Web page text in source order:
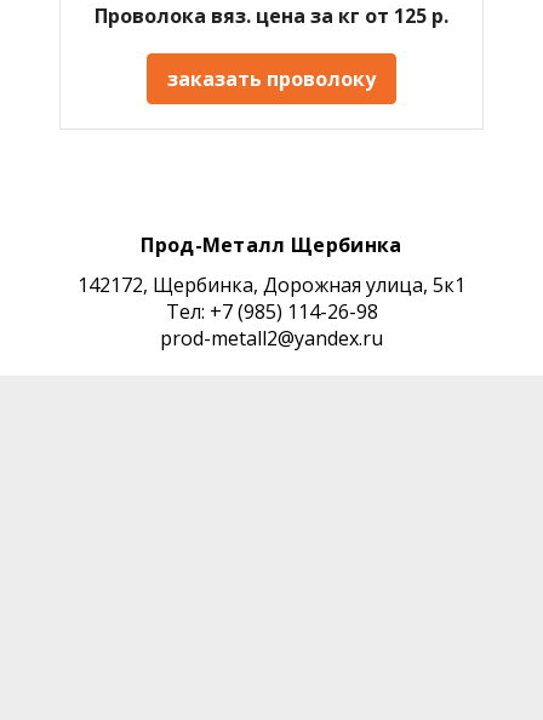
Проволока вяз. цена за кг от 125 р.
заказать проволоку
Прод-Металл Щербинка
142172, Щербинка, Дорожная улица, 5к1
Тел: +7 (985) 114-26-98
prod-metall2@yandex.ru